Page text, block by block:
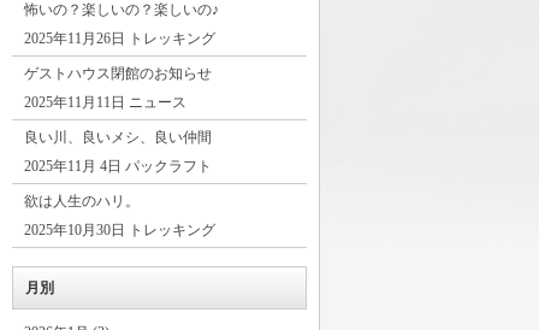
怖いの？楽しいの？楽しいの♪
2025年11月26日 トレッキング
ゲストハウス閉館のお知らせ
2025年11月11日 ニュース
良い川、良いメシ、良い仲間
2025年11月 4日 パックラフト
欲は人生のハリ。
2025年10月30日 トレッキング
月別